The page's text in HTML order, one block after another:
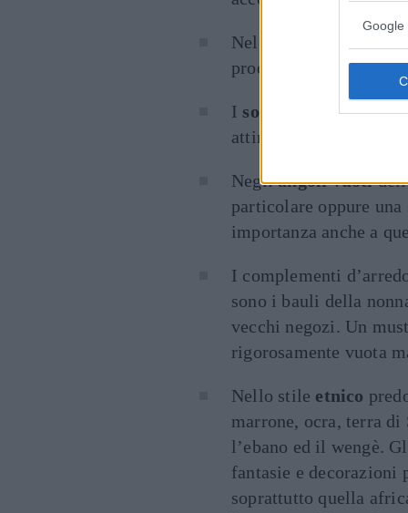
Google
Nel
prodotti e accessori,
I soprammobilivanno
attirare l’attenzione.
Negliangoli vuoti
particolare oppure una
importanza anche a
I complementi
sono i bauli della
vecchi negozi. Un
rigorosamente vuota
Nello stile etnico
marrone, ocra, terra di
l’ebano ed il wengè.
fantasie e decorazioni
soprattutto quella